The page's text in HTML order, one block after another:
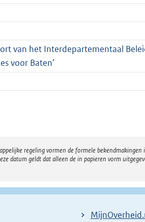
van het Interdepartementaal
voor Baten’
regeling vormen de formele bekendmakingen
datum geldt dat alleen de in papieren vorm